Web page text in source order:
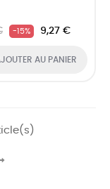
-15% 9,27 €
AU PANIER